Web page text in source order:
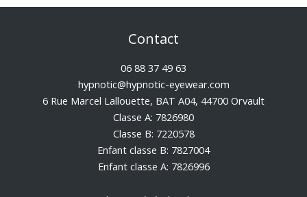
Contact
06 88 37 49 63
hypnotic@hypnotic-eyewear.com
6 Rue Marcel Lallouette, BAT A04, 44700 Orvault
Classe A: 7826980
Classe B: 7220578
Enfant classe B: 7827004
Enfant classe A: 7826996